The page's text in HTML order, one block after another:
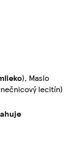
), Maslo
lecitín)